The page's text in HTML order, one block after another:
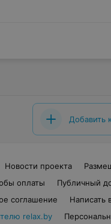
Добавить
Новости проекта
оплаты
Публичный
соглашение
Написать
relax.by